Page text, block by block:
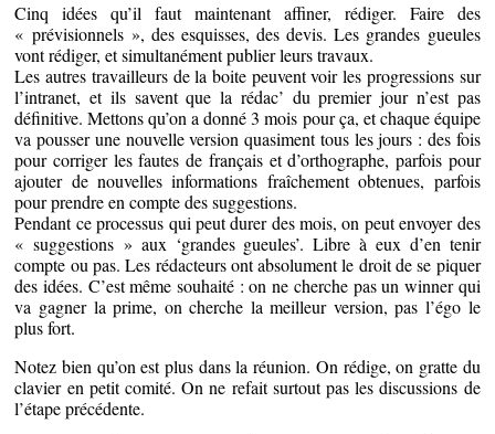
Cinq idées qu’il faut maintenant affiner, rédiger. Faire des
« prévisionnels », des esquisses, des devis. Les grandes gueules
vont rédiger, et simultanément publier leurs travaux.
Les autres travailleurs de la boite peuvent voir les progressions sur
l’intranet, et ils savent que la rédac’ du premier jour n’est pas
définitive. Mettons qu’on a donné 3 mois pour ça, et chaque équipe
va pousser une nouvelle version quasiment tous les jours : des fois
pour corriger les fautes de français et d’orthographe, parfois pour
ajouter de nouvelles informations fraîchement obtenues, parfois
pour prendre en compte des suggestions.
Pendant ce processus qui peut durer des mois, on peut envoyer des
« suggestions » aux ‘grandes gueules’. Libre à eux d’en tenir
compte ou pas. Les rédacteurs ont absolument le droit de se piquer
des idées. C’est même souhaité : on ne cherche pas un winner qui
va gagner la prime, on cherche la meilleur version, pas l’égo le
plus fort.
Notez bien qu’on est plus dans la réunion. On rédige, on gratte du
clavier en petit comité. On ne refait surtout pas les discussions de
l’étape précédente.